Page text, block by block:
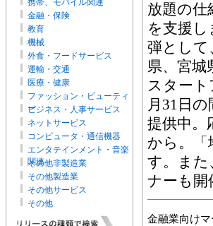
携帯、モバイル関連
金融・保険
教育
機械
外食・フードサービス
運輸・交通
医療・健康
ファッション・ビューティ
ー
ビジネス・人事サービス
ネットサービス
コンピュータ・通信機器
エンタテインメント・音楽
関連
その他非製造業
その他製造業
その他サービス
その他
放題の仕
を支援
弾として
県、宮城
スタート
月31日
提供中。
から。「
す。また
ナーも開
金融業向け